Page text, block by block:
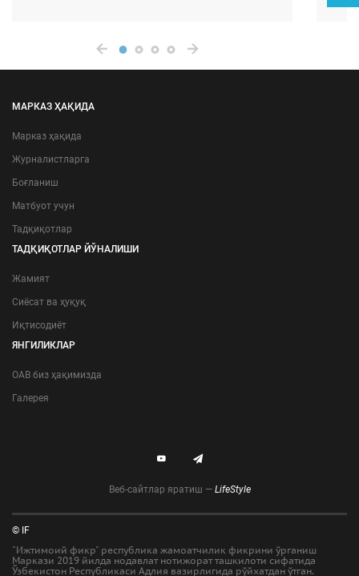
МАРКАЗ ҲАҚИДА
Марказ ҳақида
Журналистларга
Боғланиш
Матбуот учун
Тадқиқотлар
ТАДҚИҚОТЛАР ЙЎНАЛИШИ
Жамият
Сиёсат ва ҳуқуқ
Иқтисодиёт
ЯНГИЛИКЛАР
ОАВ биз ҳақимизда
Галерея
Веб-сайтлар яратиш — LifeStyle
© IF
"Ижтимоий фикр" республика жамоатчилик фикрини ўрганиш
Маркази 2019 йилда нодавлат нотижорат ташкилоти сифатида
Ўзбекистон Республикаси Адлия вазирлигида рўйхатдан ўтган.